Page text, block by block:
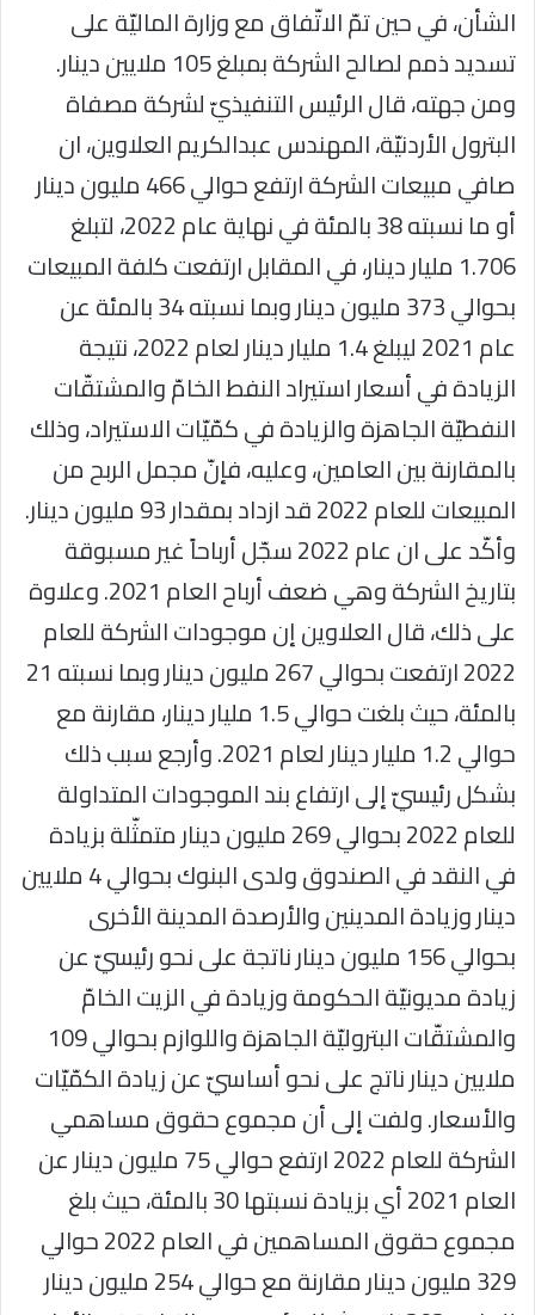
الشأن، في حين تمّ الاتّفاق مع وزارة الماليّة على
تسديد ذمم لصالح الشركة بمبلغ 105 ملايين دينار.
ومن جهته، قال الرئيس التنفيذيّ لشركة مصفاة
البترول الأردنيّة، المهندس عبدالكريم العلاوين، ان
صافي مبيعات الشركة ارتفع حوالي 466 مليون دينار
أو ما نسبته 38 بالمئة في نهاية عام 2022، لتبلغ
1.706 مليار دينار، في المقابل ارتفعت كلفة المبيعات
بحوالي 373 مليون دينار وبما نسبته 34 بالمئة عن
عام 2021 ليبلغ 1.4 مليار دينار لعام 2022، نتيجة
الزيادة في أسعار استيراد النفط الخامّ والمشتقّات
النفطيّة الجاهزة والزيادة في كمّيّات الاستيراد، وذلك
بالمقارنة بين العامين، وعليه، فإنّ مجمل الربح من
المبيعات للعام 2022 قد ازداد بمقدار 93 مليون دينار.
وأكّد على ان عام 2022 سجّل أرباحاً غير مسبوقة
بتاريخ الشركة وهي ضعف أرباح العام 2021. وعلاوة
على ذلك، قال العلاوين إن موجودات الشركة للعام
2022 ارتفعت بحوالي 267 مليون دينار وبما نسبته 21
بالمئة، حيث بلغت حوالي 1.5 مليار دينار، مقارنة مع
حوالي 1.2 مليار دينار لعام 2021. وأرجع سبب ذلك
بشكل رئيسيّ إلى ارتفاع بند الموجودات المتداولة
للعام 2022 بحوالي 269 مليون دينار متمثّلة بزيادة
في النقد في الصندوق ولدى البنوك بحوالي 4 ملايين
دينار وزيادة المدينين والأرصدة المدينة الأخرى
بحوالي 156 مليون دينار ناتجة على نحو رئيسيّ عن
زيادة مديونيّة الحكومة وزيادة في الزيت الخامّ
والمشتقّات البتروليّة الجاهزة واللوازم بحوالي 109
ملايين دينار ناتج على نحو أساسيّ عن زيادة الكمّيّات
والأسعار. ولفت إلى أن مجموع حقوق مساهمي
الشركة للعام 2022 ارتفع حوالي 75 مليون دينار عن
العام 2021 أي بزيادة نسبتها 30 بالمئة، حيث بلغ
مجموع حقوق المساهمين في العام 2022 حوالي
329 مليون دينار مقارنة مع حوالي 254 مليون دينار